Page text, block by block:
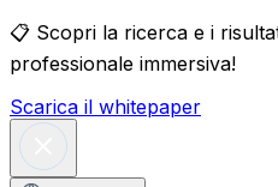
📋 Scopri la ricerca e i
professionale immersiva!
Scarica il whitepaper